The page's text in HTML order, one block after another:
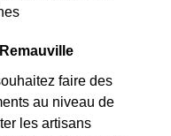
faire des
au niveau de
les artisans